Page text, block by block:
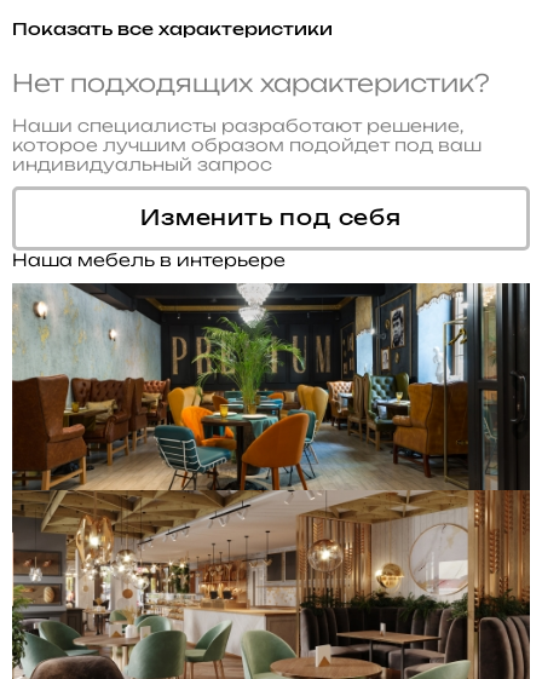
Показать все характеристики
Нет подходящих характеристик?
Наши специалисты разработают решение,
которое лучшим образом подойдет под ваш
индивидуальный запрос
Изменить под себя
Наша мебель в интерьере